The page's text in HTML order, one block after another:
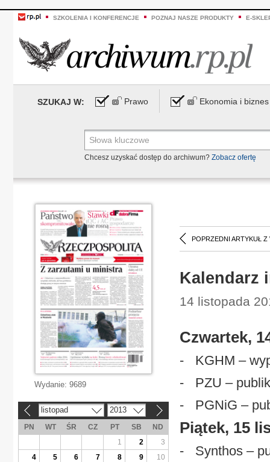
SZKOLENIA I KONFERENCJE POZNAJ NASZE PRODUKTY E-
SZUKAJ W: Prawo Ekonomia i biznes
Chcesz uzyskać dostęp do archiwum? Zobacz ofertę
POPRZEDNI ARTYKUŁ Z
Kalendarz
14 listopada
Czwartek,
- KGHM –
- PZU –
- PGNiG –
Piątek, 15
- Synthos –
Wydanie: 9689
listopad 2013
PN WT ŚR CZ PT SB
ND
1
2
3
4
5 6 7 8 9
10